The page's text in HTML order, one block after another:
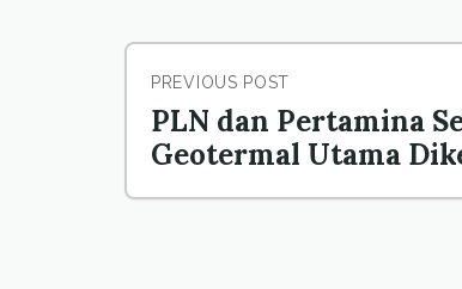
PREVIOUS POST
PLN dan Pertamina
Geotermal Utama
sebagai EBT